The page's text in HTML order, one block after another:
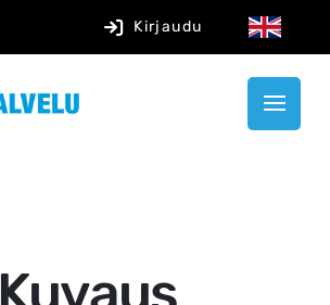
Kirjaudu